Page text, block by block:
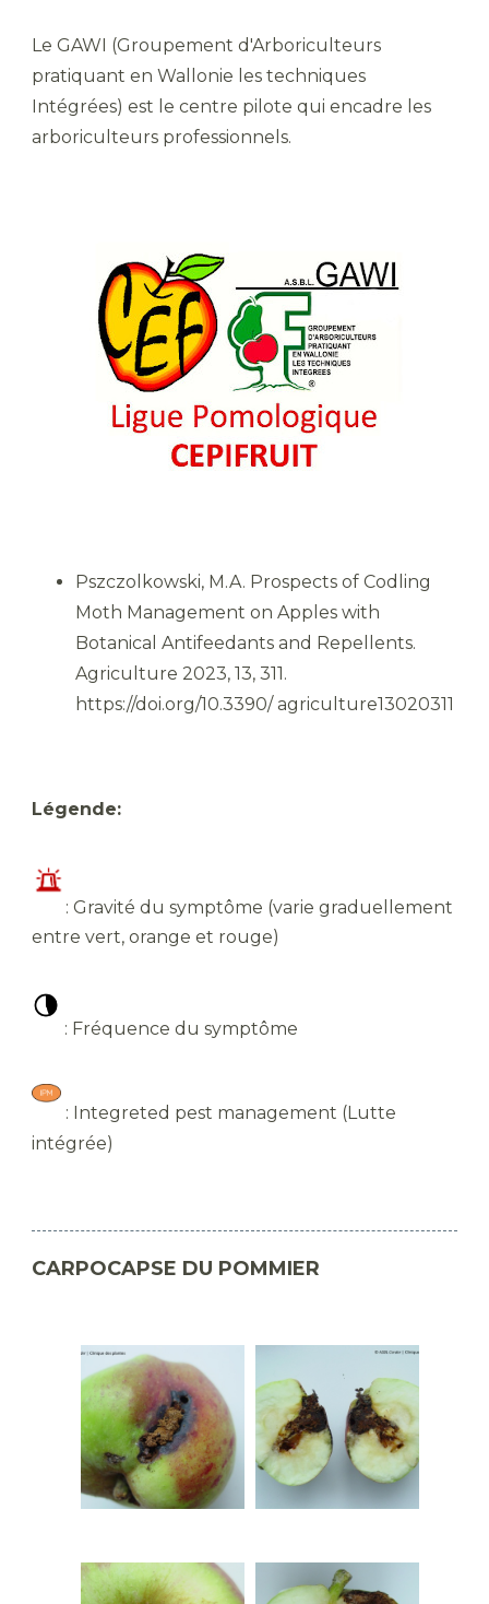
Le GAWI (Groupement d'Arboriculteurs
pratiquant en Wallonie les techniques
Intégrées) est le centre pilote qui encadre les
arboriculteurs professionnels.
Pszczolkowski, M.A. Prospects of Codling
Moth Management on Apples with
Botanical Antifeedants and Repellents.
Agriculture 2023, 13, 311.
https://doi.org/10.3390/ agriculture13020311
Légende:
​: Gravité du symptôme (varie graduellement
entre vert, orange et rouge)
​ : Fréquence du symptôme
​ : Integreted pest management (Lutte
intégrée)
CARPOCAPSE DU POMMIER